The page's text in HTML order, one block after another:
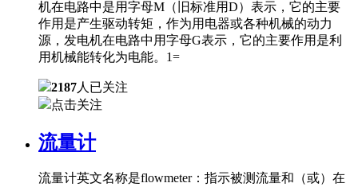
机在电路中是用字母M（旧标准用D）表示，它的主要
作用是产生驱动转矩，作为用电器或各种机械的动力
源，发电机在电路中用字母G表示，它的主要作用是利
用机械能转化为电能。1=
2187人已关注
点击关注
流量计
流量计英文名称是flowmeter：指示被测流量和（或）在